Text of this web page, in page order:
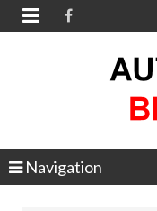

Navigation